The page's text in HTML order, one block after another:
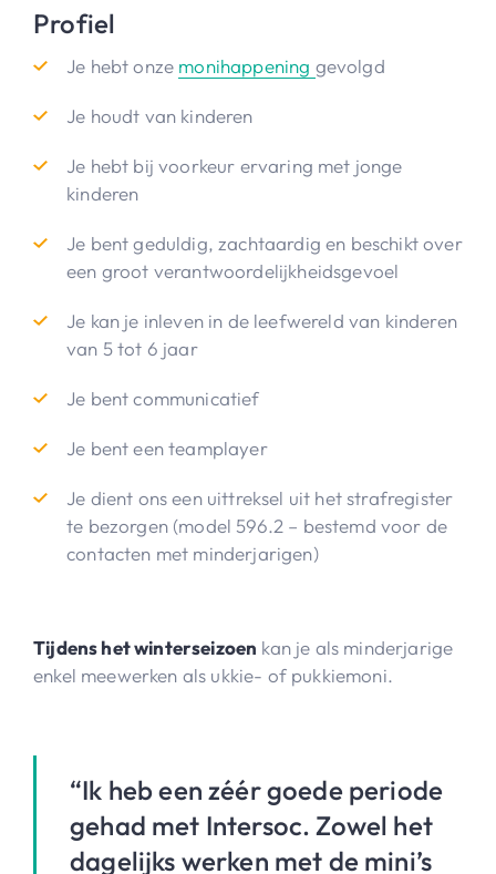
Profiel
Je hebt onze monihappening gevolgd
Je houdt van kinderen
Je hebt bij voorkeur ervaring met jonge
kinderen
Je bent geduldig, zachtaardig en beschikt over
een groot verantwoordelijkheidsgevoel
Je kan je inleven in de leefwereld van kinderen
van 5 tot 6 jaar
Je bent communicatief
Je bent een teamplayer
Je dient ons een uittreksel uit het strafregister
te bezorgen (model 596.2 – bestemd voor de
contacten met minderjarigen)
Tijdens het winterseizoen kan je als minderjarige
enkel meewerken als ukkie- of pukkiemoni.
“Ik heb een zéér goede periode
gehad met Intersoc. Zowel het
dagelijks werken met de mini’s